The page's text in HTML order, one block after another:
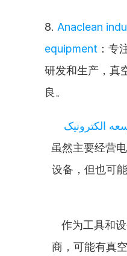
8. Anaclean
equipment ：专
研发和生产，真
良。
：虽然主要经营
设备，但也可
：作为工具和
商，可能有真